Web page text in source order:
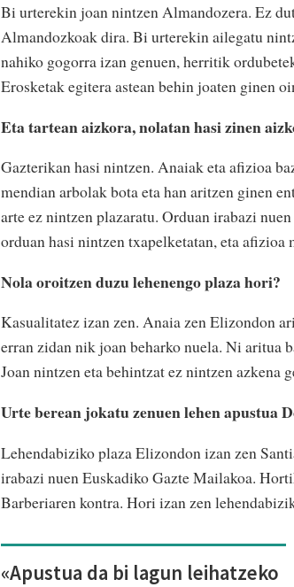
Bi urterekin joan nintzen Almandozera. Ez
Almandozkoak dira. Bi urterekin ailegatu
nahiko gogorra izan genuen, herritik
Erosketak egitera astean behin joaten ginen
Eta tartean aizkora, nolatan hasi zinen
Gazterikan hasi nintzen. Anaiak eta afizioa
mendian arbolak bota eta han aritzen ginen
arte ez nintzen plazaratu. Orduan irabazi
orduan hasi nintzen txapelketatan, eta afizioa
Nola oroitzen duzu lehenengo plaza hori?
Kasualitatez izan zen. Anaia zen Elizondon
erran zidan nik joan beharko nuela. Ni aritua
Joan nintzen eta behintzat ez nintzen azkena
Urte berean jokatu zenuen lehen apustua
Lehendabiziko plaza Elizondon izan zen
irabazi nuen Euskadiko Gazte Mailakoa.
Barberiaren kontra. Hori izan zen
«Apustua da bi lagun leihatzeko